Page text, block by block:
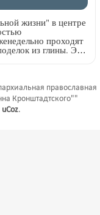
жизни" в центре
проходят
из глины. Это
православная
Кронштадтского""
uCoz.